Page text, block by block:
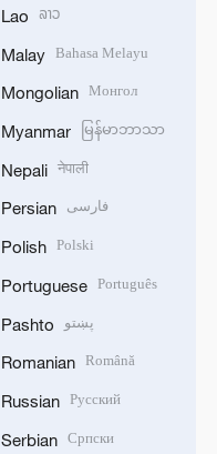
Lao ລາວ
Malay Bahasa Melayu
Mongolian Монгол
Myanmar မြန်မာဘာသာ
Nepali नेपाली
Persian فارسی
Polish Polski
Portuguese Português
Pashto پښتو
Romanian Română
Russian Русский
Serbian Српски